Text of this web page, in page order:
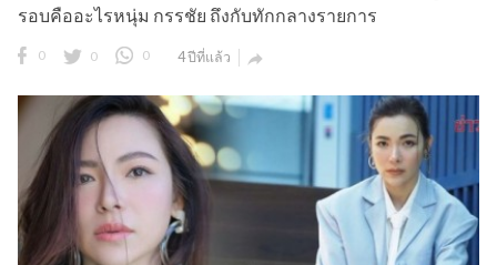
รอบคืออะไรหนุ่ม กรรชัย ถึงกับทักกลางรายการ
0 0 0 4 ปีที่แล้ว 